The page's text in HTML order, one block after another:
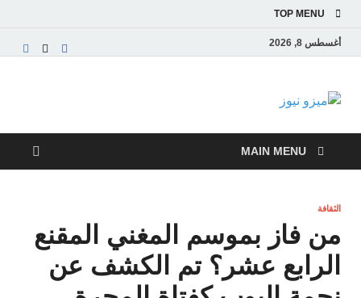
TOP MENU
أغسطس 8, 2026
ميزو نيوز
والاقتصادية
MAIN MENU
الثقافة
من فاز بموسم المغني المقنع
الرابع عشر؟ تم الكشف عن